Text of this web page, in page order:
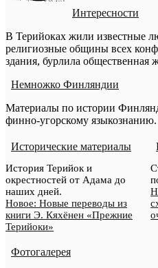
Интересности
В Терийоках жили известные
религиозные общины всех
здания, бурлила общественная
Немножко Финляндии
Материалы по истории
финно-угорскому языкознанию.
Исторические материалы
История Терийок и
окрестностей от Адама до
наших дней.
Новое: Новые переводы из
книги Э. Кяхёнен «Прежние
Терийоки»
Фотогалерея